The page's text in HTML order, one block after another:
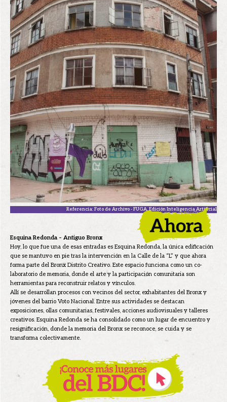
Referencia: Foto de Archivo - FUGA. Edición Inteligencia Artificial
Esquina Redonda – Antiguo Bronx
Hoy, lo que fue una de esas entradas es Esquina Redonda, la única edificación
que se mantuvo en pie tras la intervención en la Calle de la “L” y que ahora
forma parte del Bronx Distrito Creativo. Este espacio funciona como un co-
laboratorio de memoria, donde el arte y la participación comunitaria son
herramientas para reconstruir relatos y vínculos.
Allí se desarrollan procesos con vecinos del sector, exhabitantes del Bronx y
jóvenes del barrio Voto Nacional. Entre sus actividades se destacan
exposiciones, ollas comunitarias, festivales, acciones audiovisuales y talleres
creativos. Esquina Redonda se ha consolidado como un lugar de encuentro y
resignificación, donde la memoria del Bronx se reconoce, se cuida y se
transforma colectivamente.